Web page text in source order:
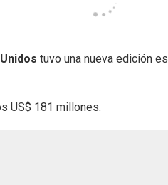
tuvo una nueva edición
US$ 181 millones.